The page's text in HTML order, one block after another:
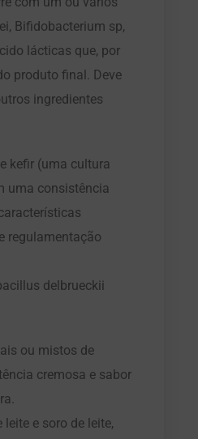
Bifidobacterium sp,
lácticas que, por
produto final. Deve
ingredientes
kefir (uma cultura
uma consistência
regulamentação
delbrueckii
ou mistos de
cremosa e sabor
e soro de leite,